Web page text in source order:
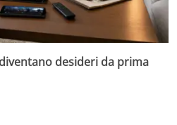
desideri da prima